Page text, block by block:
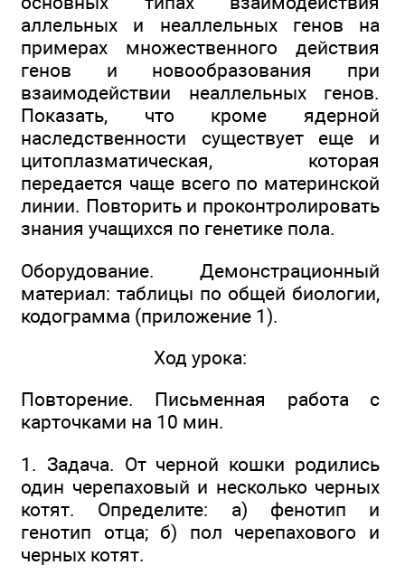
аллельных и неаллельных генов на
примерах множественного действия
генов и новообразования при
взаимодействии неаллельных генов.
Показать, что кроме ядерной
наследственности существует еще и
цитоплазматическая, которая
передается чаще всего по материнской
линии. Повторить и проконтролировать
знания учащихся по генетике пола.
Оборудование. Демонстрационный
материал: таблицы по общей биологии,
кодограмма (приложение 1).
Ход урока:
Повторение. Письменная работа с
карточками на 10 мин.
1. Задача. От черной кошки родились
один черепаховый и несколько черных
котят. Определите: а) фенотип и
генотип отца; б) пол черепахового и
черных котят.